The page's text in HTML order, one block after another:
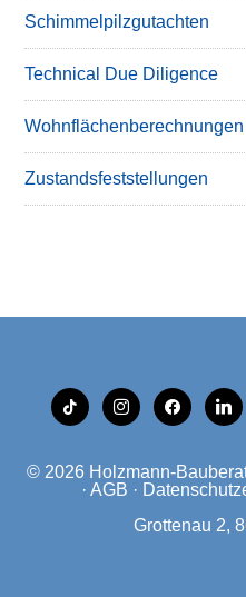
Schimmelpilzgutachten
Technical Due Diligence
Wohnflächenberechnungen
Zustandsfeststellungen
tiktok instagramfacebook
© 2026 Holzmann-
· AGB ·
Grottenau 2,